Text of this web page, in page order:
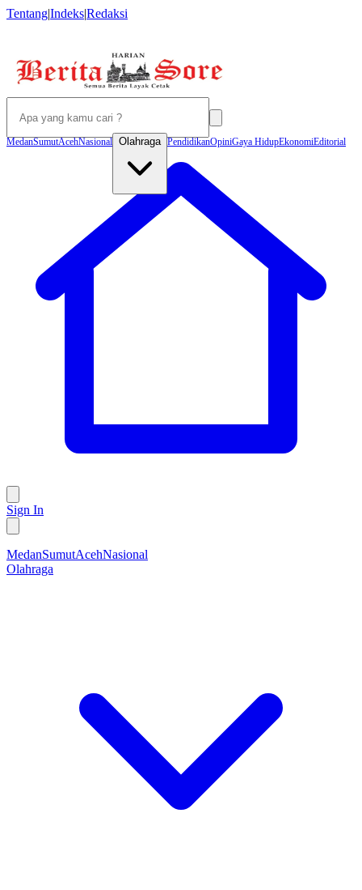
Tentang|Indeks|Redaksi
MedanSumutAcehNasional Olahraga PendidikanOpiniGaya HidupEkonomiEditorial
Sign In
MedanSumutAcehNasional
Olahraga